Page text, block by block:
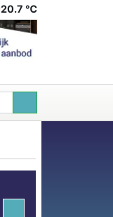
20.7 ℃